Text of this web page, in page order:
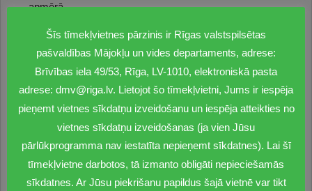
apmērā.
Šīs tīmekļvietnes pārzinis ir Rīgas valstspilsētas
pašvaldības Mājokļu un vides departaments, adrese:
Brīvības iela 49/53, Rīga, LV-1010, elektroniskā pasta
adrese: dmv@riga.lv. Lietojot šo tīmekļvietni, Jums ir iespēja
pieņemt vietnes sīkdatņu izveidošanu un iespēja atteikties no
vietnes sīkdatņu izveidošanas (ja vien Jūsu
pārlūkprogramma nav iestatīta nepieņemt sīkdatnes). Lai šī
tīmekļvietne darbotos, tā izmanto obligāti nepieciešamās
sīkdatnes. Ar Jūsu piekrišanu papildus šajā vietnē var tikt